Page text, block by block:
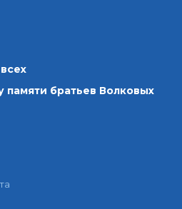
памяти братьев Волковых